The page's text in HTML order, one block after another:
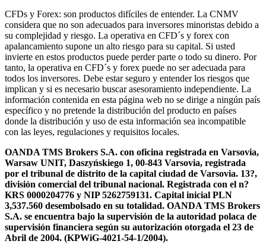
CFDs y Forex: son productos difíciles de entender. La CNMV
considera que no son adecuados para inversores minoristas debido a
su complejidad y riesgo. La operativa en CFD´s y forex con
apalancamiento supone un alto riesgo para su capital. Si usted
invierte en estos productos puede perder parte o todo su dinero. Por
tanto, la operativa en CFD´s y forex puede no ser adecuada para
todos los inversores. Debe estar seguro y entender los riesgos que
implican y si es necesario buscar asesoramiento independiente. La
información contenida en esta página web no se dirige a ningún país
específico y no pretende la distribución del producto en países
donde la distribución y uso de esta información sea incompatible
con las leyes, regulaciones y requisitos locales.
OANDA TMS Brokers S.A. con oficina registrada en Varsovia,
Warsaw UNIT, Daszyńskiego 1, 00-843 Varsovia, registrada
por el tribunal de distrito de la capital ciudad de Varsovia. 13?,
división comercial del tribunal nacional. Registrada con el n?
KRS 0000204776 y NIP 5262759131. Capital inicial PLN
3,537.560 desembolsado en su totalidad. OANDA TMS Brokers
S.A. se encuentra bajo la supervisión de la autoridad polaca de
supervisión financiera según su autorización otorgada el 23 de
Abril de 2004. (KPWiG-4021-54-1/2004).